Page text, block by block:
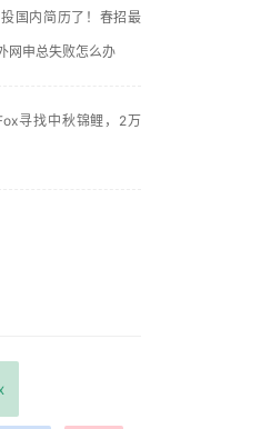
国内简历了！春招最
网申总失败怎么办
寻找中秋锦鲤，2万